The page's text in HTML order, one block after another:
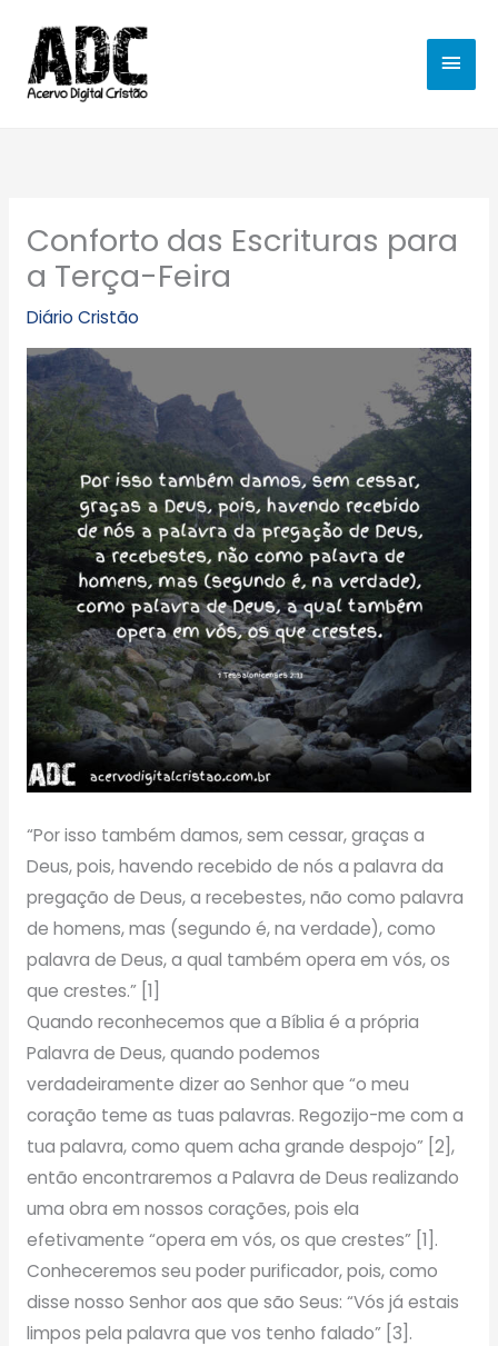
para
conteúdo
Conforto das Escrituras para
a Terça-Feira
Diário Cristão
“Por isso também damos, sem cessar, graças a
Deus, pois, havendo recebido de nós a palavra da
pregação de Deus, a recebestes, não como palavra
de homens, mas (segundo é, na verdade), como
palavra de Deus, a qual também opera em vós, os
que crestes.” [1]
Quando reconhecemos que a Bíblia é a própria
Palavra de Deus, quando podemos
verdadeiramente dizer ao Senhor que “o meu
coração teme as tuas palavras. Regozijo-me com a
tua palavra, como quem acha grande despojo” [2],
então encontraremos a Palavra de Deus realizando
uma obra em nossos corações, pois ela
efetivamente “opera em vós, os que crestes” [1].
Conheceremos seu poder purificador, pois, como
disse nosso Senhor aos que são Seus: “Vós já estais
limpos pela palavra que vos tenho falado” [3].